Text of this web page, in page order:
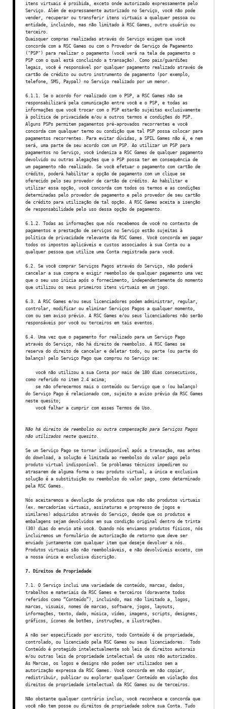
itens virtuais é proibida, exceto onde autorizado expressamente pelo
Serviço. Além de expressamente autorizado no Serviço, você não pode
vender, recuperar ou transferir itens virtuais a qualquer pessoa ou
entidade, incluindo, mas não limitado à RSC Games, outro usuário ou
terceiro.
Quaisquer compras realizadas através do Serviço exigem que você
concorde com a RSC Games ou com o Provedor de Serviço de Pagamento
("PSP") para realizar o pagamento (você verá na tela de pagamento o
PSP com o qual está concluindo a transação). Como pais/guardiões
legais, você é responsável por qualquer pagamento realizado através de
cartão de crédito ou outro instrumento de pagamento (por exemplo,
telefone, SMS, Paypal) no Serviço realizado por um menor.
6.1.1. Se o acordo for realizado com o PSP, a RSC Games não se
responsabilizará pela comunicação entre você e o PSP, e todas as
informações que você trocar com o PSP estarão sujeitas exclusivamente
à política de privacidade e/ou a outros termos e condições do PSP.
Alguns PSPs permitem pagamentos pré-aprovados recorrentes e você
concorda com qualquer termo ou condição que tal PSP possa colocar para
pagamentos recorrentes. Para evitar dúvidas, a SPIL Games não é, e nem
será, uma parte de seu acordo com um PSP. Ao utilizar um PSP para
pagamentos no Serviço, você indeniza a RSC Games de qualquer pagamento
devolvido ou outras alegações que o PSP possa ter em consequência de
um pagamento não realizado. Se você efetuar o pagamento com cartão de
crédito, poderá habilitar a opção de pagamento com um clique se
oferecido pelo seu provedor de cartão de crédito. Ao habilitar e
utilizar essa opção, você concorda com todos os termos e as condições
determinadas pelo provedor de pagamento e pelo provedor de seu cartão
de crédito para utilização de tal opção. A RSC Games aceita a isenção
de responsabilidade pelo uso dessa opção de pagamento.
6.1.2. Todas as informações que nós recebemos de você no contexto de
pagamentos e prestação de serviços no Serviço estão sujeitas à
política de privacidade relevante da RSC Games. Você concorda em pagar
todos os impostos aplicáveis e custos associados à sua Conta ou a
qualquer pessoa que utilize uma Conta registrada para você.
6.2. Se você comprar Serviços Pagos através do Serviço, não poderá
cancelar a sua compra e exigir reembolso de qualquer pagamento uma vez
que o seu uso inicia após o fornecimento, independentemente do momento
que utilizou os seus primeiros itens virtuais em um jogo.
6.3. A RSC Games e/ou seus licenciadores podem administrar, regular,
controlar, modificar ou eliminar Serviços Pagos a qualquer momento,
com ou sem aviso prévio. A RSC Games e/ou seus licenciadores não serão
responsáveis por você ou terceiros em tais eventos.
6.4. Uma vez que o pagamento for realizado para um Serviço Pago
através do Serviço, não há direito de reembolso. A RSC Games se
reserva do direito de cancelar e deletar todo, ou parte (ou parte do
balanço) pelo Serviço Pago que comprou no Serviço se:
você não utilizou a sua Conta por mais de 180 dias consecutivos,
como referido no item 2.4 acima;
se não oferecermos mais o conteúdo ou Serviço que o (ou balanço)
do Serviço Pago é relacionado com, sujeito a aviso prévio da RSC Games
neste quesito;
você falhar a cumprir com esses Termos de Uso.
Não há direito de reembolso ou outra compensação para Serviços Pagos
não utilizados neste quesito.
Se um Serviço Pago se tornar indisponível após a transação, mas antes
do download, a solução é limitada ao reembolso do valor pago pelo
produto virtual indisponível. Se problemas técnicos impedirem ou
atrasarem de alguma forma o seu produto virtual, a única e exclusiva
solução é a substituição ou reembolso do valor pago, como determinado
pela RSC Games.
Nós aceitaremos a devolução de produtos que não são produtos virtuais
(ex. mercadorias virtuais, assinaturas e progresso de jogos e
similares) adquiridos através do Serviço, desde que os produtos e
embalagens sejam devolvidos em sua condição original dentro de trinta
(30) dias do envio até você. Quando nós enviamos produtos físicos, nós
incluiremos um formulário de autorização de retorno que deve ser
enviado juntamente com qualquer item que deseje devolver a nós.
Produtos virtuais são não reembolsáveis, e não devolvíveis exceto, com
a nossa única e exclusiva discrição.
7. Direitos de Propriedade
7.1. O Serviço inclui uma variedade de conteúdo, marcas, dados,
trabalhos e materiais da RSC Games e terceiros (doravante todos
referidos como “Conteúdo”), incluindo, mas não limitado a, logos,
marcas, visuais, nomes de marcas, software, jogos, layouts,
informações, texto, dado, música, vídeo, imagens, scripts, designes,
gráficos, ícones de botões, instruções, e ilustrações.
A não ser especificado por escrito, todo Conteúdo é de propriedade,
controlado, ou licenciado pela RSC Games ou seus licenciadores. Todo
Conteúdo é protegido intelectualmente sob leis de direitos autorais
e/ou outras leis de propriedade intelectual de usos não autorizados.
As Marcas, os logos e designs não podem ser utilizados sem a
autorização expressa da RSC Games. Você concorda em não copiar,
redistribuir, publicar ou explorar qualquer Conteúdo em violação dos
direitos de propriedade intelectual da RSC Games ou de terceiros.
Não obstante qualquer contrário incluo, você reconhece e concorda que
você não tem posse ou direitos de propriedade sobre sua Conta. Tudo